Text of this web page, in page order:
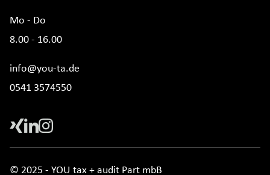
Mo - Do
8.00 - 16.00
info@you-ta.de
0541 3574550
© 2025 - YOU tax + audit Part mbB